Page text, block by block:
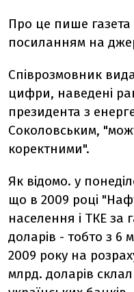
Про це пише газета
посиланням на
Співрозмовник
цифри, наведені
президента з
Соколовським,
коректними".
Як відомо. у
що в 2009 році
населення і ТКЕ за
доларів - тобто з 6
2009 року на
млрд. доларів